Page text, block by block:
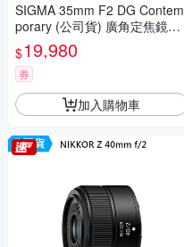
SIGMA 35mm F2 DG Contem
porary (公司貨) 廣角定焦鏡頭
全片幅無反微單眼鏡頭 i系列
$19,980
券
加入購物車